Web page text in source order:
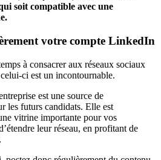
soit compatible avec une
votre compte LinkedIn
à consacrer aux réseaux sociaux
ci est un incontournable.
est une source de
les futurs candidats. Elle est
vitrine importante pour vos
leur réseau, en profitant de